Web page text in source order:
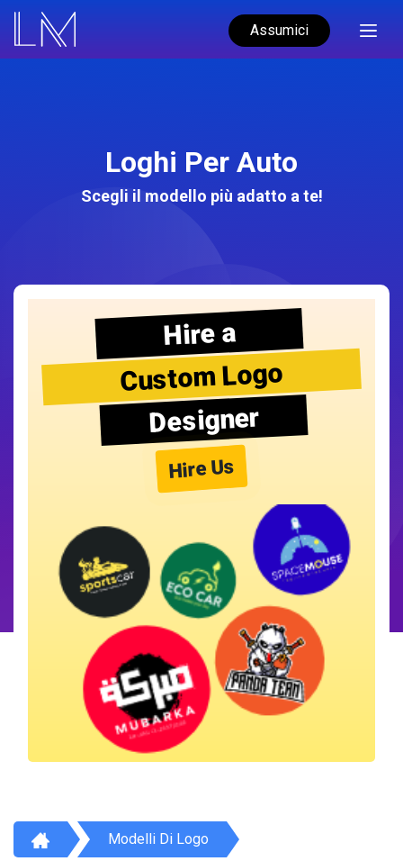
Assumici
Loghi Per Auto
Scegli il modello più adatto a te!
Hire a
Custom Logo
Designer
Hire Us
Modelli Di Logo